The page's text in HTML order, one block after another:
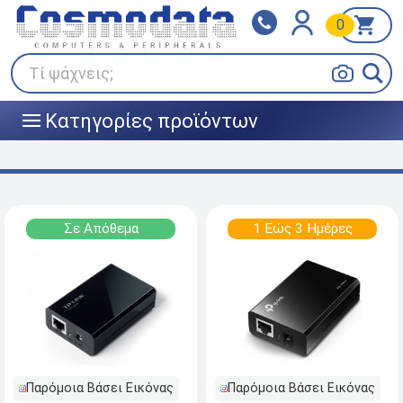
Τί ψάχνεις;
0
||| Κατηγορίες προϊόντων
Klarna
Πληρώστε σε 3
άτοκες δόσεις
BOX NOW
Σε Απόθεμα
Παρόμοια Βάσει Εικόνας
1 Εώς 3 Ημέρες
Παρόμοια Βάσει Εικόνας